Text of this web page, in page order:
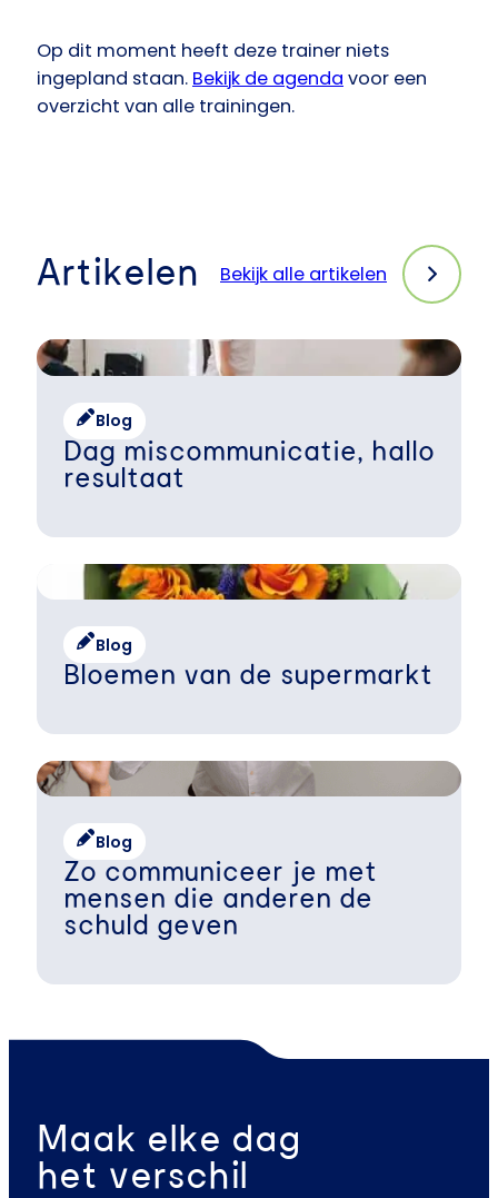
Op dit moment heeft deze trainer niets
ingepland staan. Bekijk de agenda voor een
overzicht van alle trainingen.
Artikelen Bekijk alle artikelen
Blog
Dag miscommunicatie, hallo
resultaat
Blog
Bloemen van de supermarkt
Blog
Zo communiceer je met
mensen die anderen de
schuld geven
Maak elke dag
het verschil